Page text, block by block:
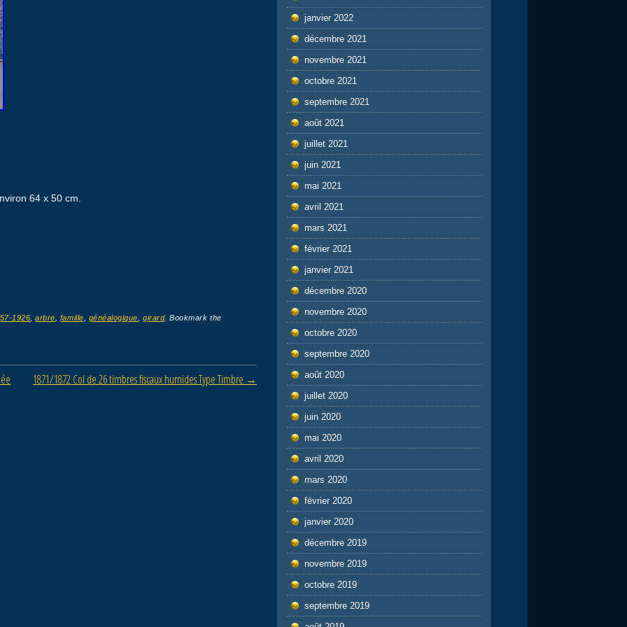
64 x 50 cm.
1926 ,arbre famille généalogique ,girard. Bookmark the
1871/1872 Col de 26 timbres fiscaux humides Type Timbre →
janvier 2022
décembre 2021
novembre 2021
octobre 2021
septembre 2021
août 2021
juillet 2021
juin 2021
mai 2021
avril 2021
mars 2021
février 2021
janvier 2021
décembre 2020
novembre 2020
octobre 2020
septembre 2020
août 2020
juillet 2020
juin 2020
mai 2020
avril 2020
mars 2020
février 2020
janvier 2020
décembre 2019
novembre 2019
octobre 2019
septembre 2019